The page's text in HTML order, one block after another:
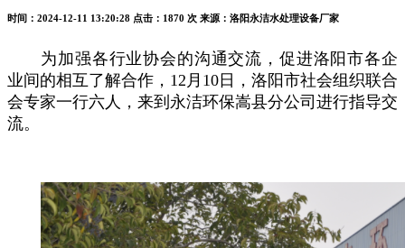
时间：2024-12-11 13:20:28 点击：1870 次 来源：洛阳永洁水处理设备厂家
为加强各行业协会的沟通交流，促进洛阳市各企
业间的相互了解合作， 12 月 10 日，洛阳市社会组织联合
会专家一行六人，来到永洁环保嵩县分公司进行指导交
流。